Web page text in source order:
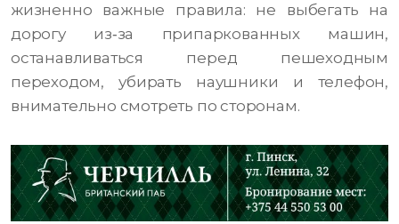
жизненно важные правила: не выбегать на
дорогу из‑за припаркованных машин,
останавливаться перед пешеходным
переходом, убирать наушники и телефон,
внимательно смотреть по сторонам.